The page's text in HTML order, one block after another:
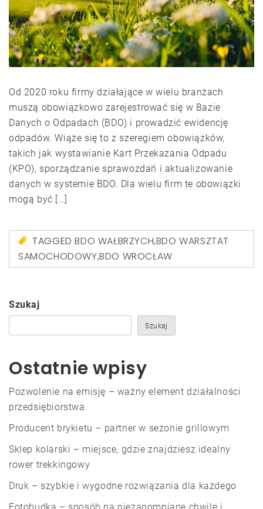
Od 2020 roku firmy działające w wielu branżach
muszą obowiązkowo zarejestrować się w Bazie
Danych o Odpadach (BDO) i prowadzić ewidencję
odpadów. Wiąże się to z szeregiem obowiązków,
takich jak wystawianie Kart Przekazania Odpadu
(KPO), sporządzanie sprawozdań i aktualizowanie
danych w systemie BDO. Dla wielu firm te obowiązki
mogą być […]
TAGGEDBDO WAŁBRZYCH,BDO WARSZTAT
SAMOCHODOWY,BDO WROCŁAW
Szukaj
Szukaj
Ostatnie wpisy
Pozwolenie na emisję – ważny element działalności
przedsiębiorstwa
Producent brykietu – partner w sezonie grillowym
Sklep kolarski – miejsce, gdzie znajdziesz idealny
rower trekkingowy
Druk – szybkie i wygodne rozwiązania dla każdego